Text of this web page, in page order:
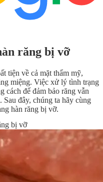
răng bị vỡ
tiện về cả mặt thẩm mỹ,
miệng. Việc xử lý tình trạng
cách để đảm bảo răng vẫn
đây, chúng ta hãy cùng
hàn răng bị vỡ.
bị vỡ